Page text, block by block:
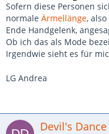
Sofern diese Personen
normale Ärmellänge,
Ende Handgelenk,
Ob ich das als Mode
Irgendwie sieht es für
LG Andrea
Devil's Dance